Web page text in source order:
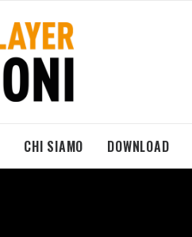
CHI SIAMO DOWNLOAD